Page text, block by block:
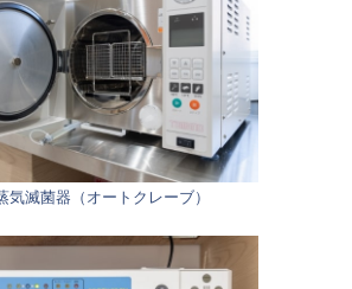
気滅菌器（オートクレーブ）